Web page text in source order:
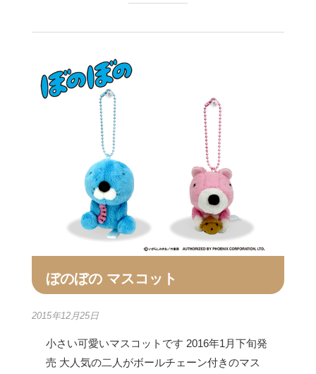
ぼのぼの マスコット
2015年12月25日
小さい可愛いマスコットです 2016年1月下旬発
売 大人気の二人がボールチェーン付きのマス